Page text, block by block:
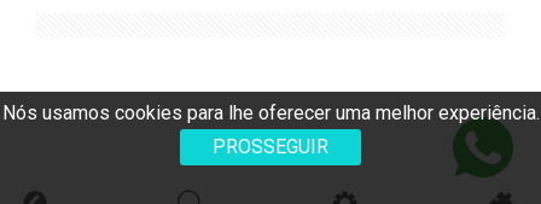
Nós usamos cookies para lhe oferecer uma melhor experiência.
PROSSEGUIR